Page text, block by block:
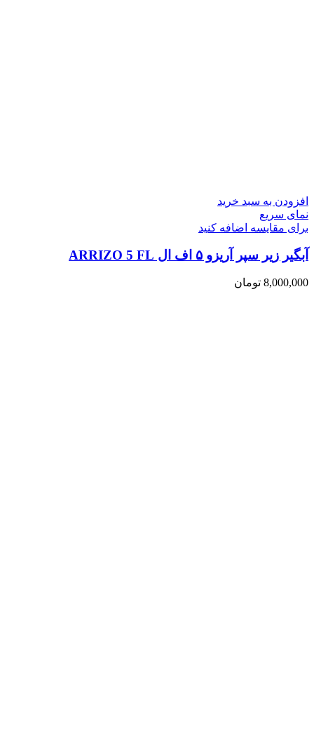
افزودن به سبد خرید
نمای سریع
برای مقایسه اضافه کنید
آبگیر زیر سپر آریزو ۵ اف ال ARRIZO 5 FL
8,000,000 تومان